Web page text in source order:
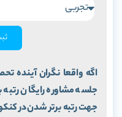
اگه واقعا نگران
جلسه مشاوره رایگان
جهت رتبه برتر شدن در